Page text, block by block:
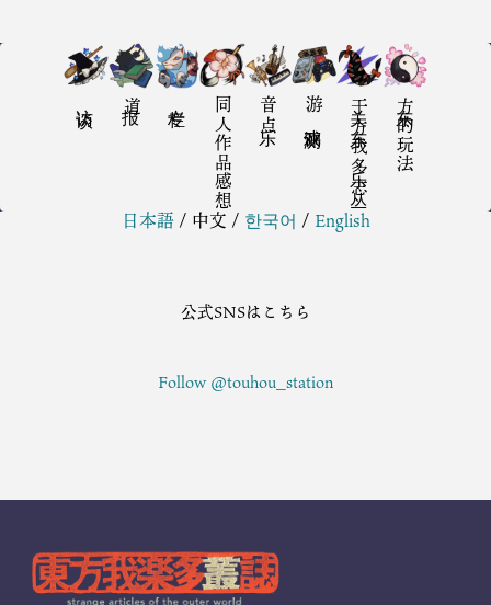
报道 同人作品感想 音乐点 游戏评测 关于东方我乐多丛志 东方的玩法
日本語 / 中文 / 한국어 / English
公式SNSはこちら
Follow @touhou_station